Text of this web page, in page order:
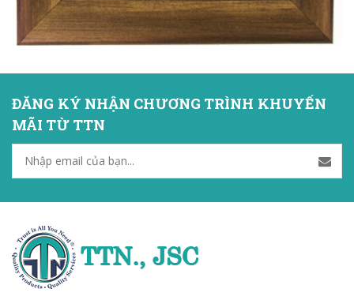
ĐĂNG KÝ NHẬN CHƯƠNG TRÌNH KHUYẾN
MÃI TỪ TTN